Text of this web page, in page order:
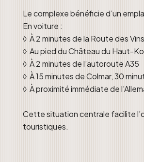
Le complexe bénéficie d’un
En voiture :
◊ À 2 minutes de la Route des Vins
◊ Au pied du Château du Haut-
◊ À 2 minutes de l’autoroute A35
◊ À 15 minutes de Colmar, 30
◊ À proximité immédiate de
Cette situation centrale facilite
touristiques.